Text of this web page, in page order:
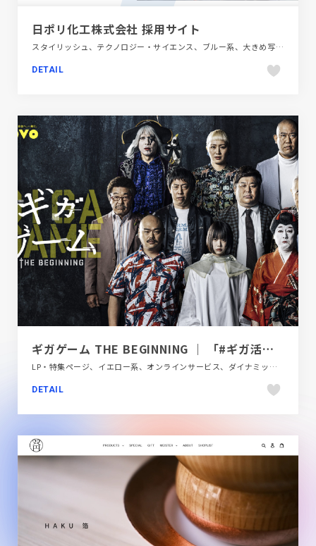
日ポリ化工株式会社 採用サイト
スタイリッシュ、テクノロジー・サイエンス、ブルー系、大きめ写真、新卒・中途採用サイト
DETAIL
ギガゲーム THE BEGINNING ｜ 「#ギガ活」知らないの、だ〜れだ。
LP・特集ページ、イエロー系、オンラインサービス、ダイナミック、テレビ・アニメ・映画・芸能、ブラック系 、大きめ写真
DETAIL